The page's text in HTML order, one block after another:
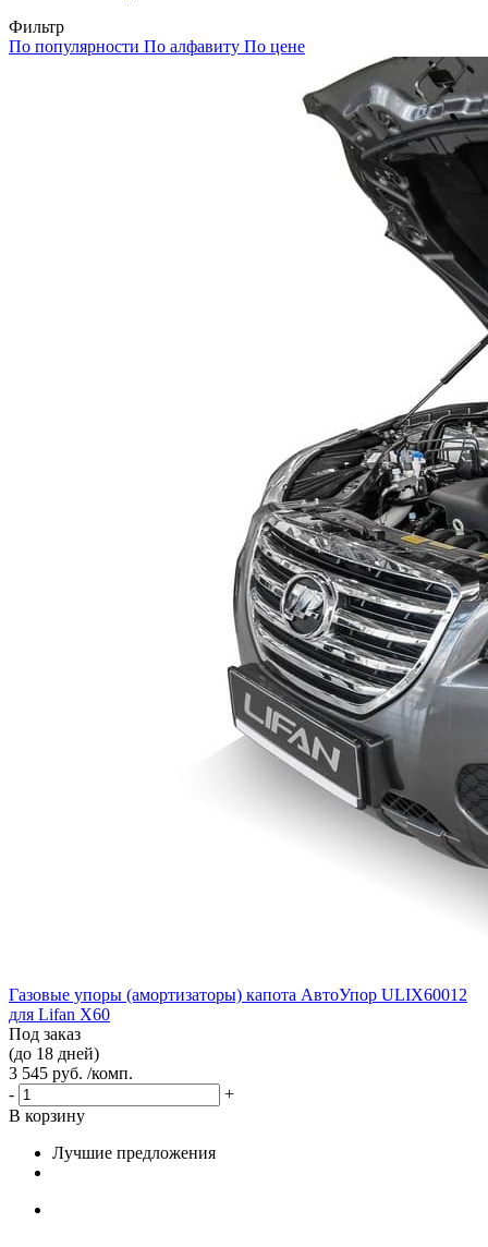
Фильтр
По популярности По алфавиту По цене
Газовые упоры (амортизаторы) капота АвтоУпор ULIX60012
для Lifan X60
Под заказ
(до 18 дней)
3 545 руб. /комп.
-
+
В корзину
Лучшие предложения